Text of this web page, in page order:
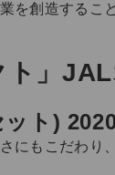
を創造するこ
ト」
ト) 2020
にもこだわ